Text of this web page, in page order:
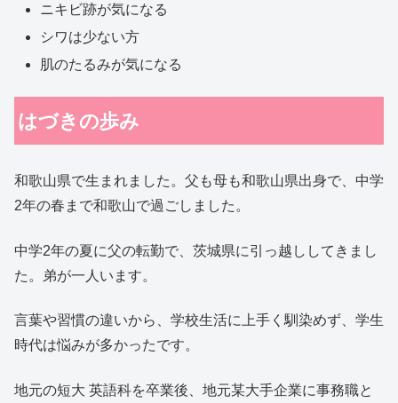
ニキビ跡が気になる
シワは少ない方
肌のたるみが気になる
はづきの歩み
和歌山県で生まれました。父も母も和歌山県出身で、中学
2年の春まで和歌山で過ごしました。
中学2年の夏に父の転勤で、茨城県に引っ越ししてきまし
た。弟が一人います。
言葉や習慣の違いから、学校生活に上手く馴染めず、学生
時代は悩みが多かったです。
地元の短大 英語科を卒業後、地元某大手企業に事務職と